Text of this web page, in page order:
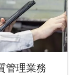
管理業務